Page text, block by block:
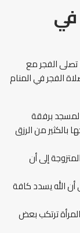
في
تصلى الفجر مع
الفجر في المنام
برفقة
بالكثير من الرزق
إلى أن
أن الله يسدد كافة
ترتكب بعض